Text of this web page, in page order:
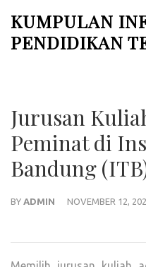
content
KUMPULAN
PENDIDIKAN
Jurusan
Peminat di
Bandung
BY ADMIN NOVEMBER 12,